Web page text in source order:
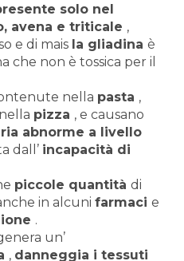
solo nel
avena e triticale ,
e di mais la gliadina è
che non è tossica per il
nella pasta ,
pizza , e causano
abnorme a livello
dall’ incapacità di
piccole quantità di
in alcuni farmaci e
.
un’
, danneggia i tessuti